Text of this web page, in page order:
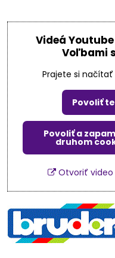
Videá
Voľbami
Prajete si
Povoliť
Povoliť a
druhom
Otvoriť